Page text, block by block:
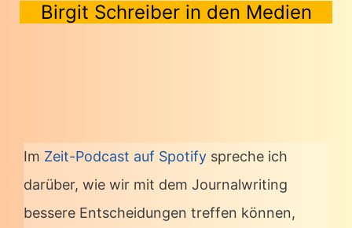
Birgit Schreiber in den Medien
Im Zeit-Podcast auf Spotify spreche ich
darüber, wie wir mit dem Journalwriting
bessere Entscheidungen treffen können,